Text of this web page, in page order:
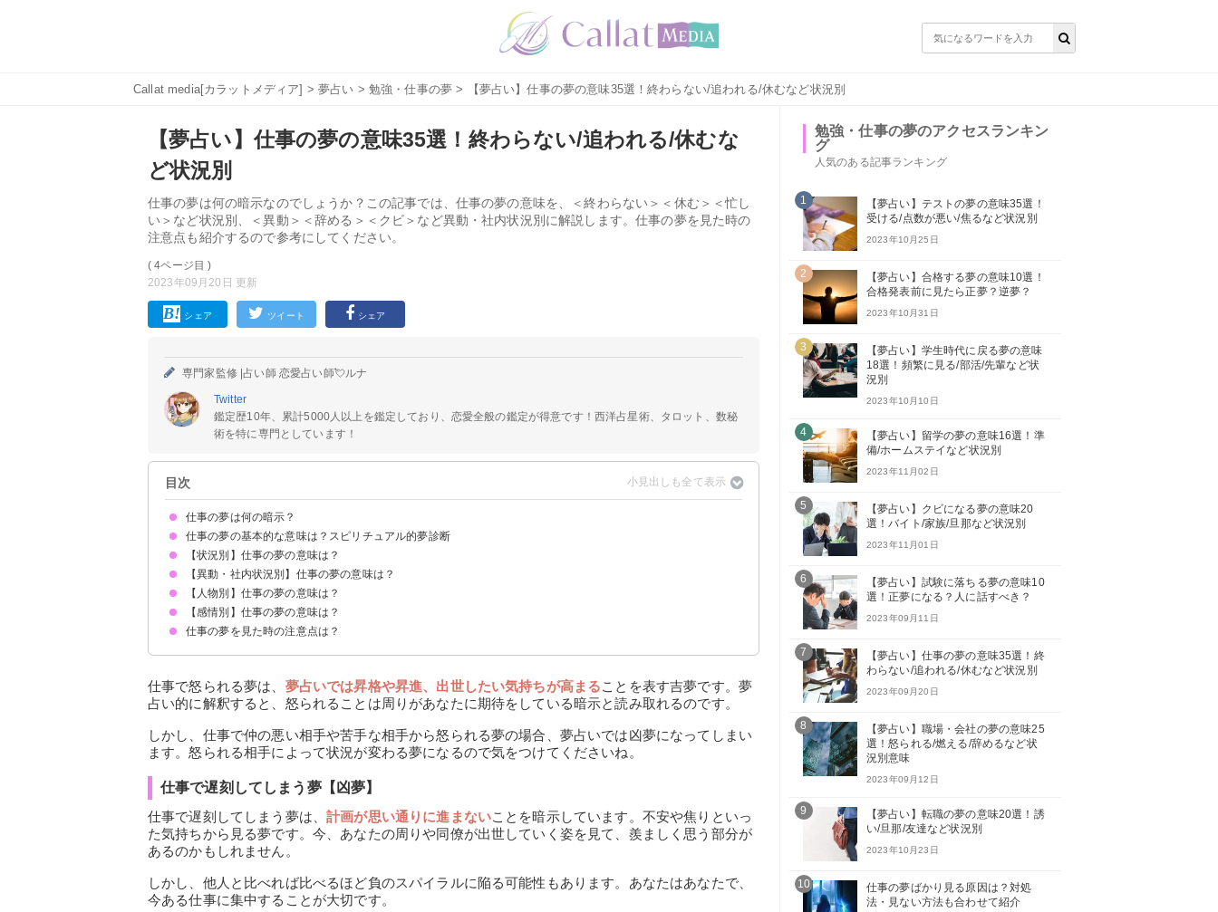
Callat media[カラットメディア] >夢占い > 勉強・仕事の夢 > 【夢占い】仕事の夢の意味35選！終わらない/追われる/休むなど状況別
【夢占い】仕事の夢の意味35選！終わらない/追われる/休むな
ど状況別
仕事の夢は何の暗示なのでしょうか？この記事では、仕事の夢の意味を、＜終わらない＞＜休む＞＜忙し
い＞など状況別、＜異動＞＜辞める＞＜クビ＞など異動・社内状況別に解説します。仕事の夢を見た時の
注意点も紹介するので参考にしてください。
( 4ページ目 )
2023年09月20日 更新
シェア ツイート シェア
専門家監修 |占い師 恋愛占い師💘ルナ
Twitter
鑑定歴10年、累計5000人以上を鑑定しており、恋愛全般の鑑定が得意です！西洋占星術、タロット、数秘
術を特に専門としています！
目次
仕事の夢は何の暗示？
仕事の夢の基本的な意味は？スピリチュアル的夢診断
勤労意欲や仕事状況の暗示
状況によって意味が決まる
【状況別】仕事の夢の意味は？
仕事が終わらない夢【吉夢・警告夢】
仕事で失敗する夢【凶夢】
仕事が忙しい夢【警告夢】
仕事に追われる夢【警告夢】
仕事を休む夢【願望夢】
仕事で無断欠勤してしまう夢【警告夢】
仕事で迷惑をかける夢【凶夢】
仕事をサボる夢【警告夢】
大きい仕事を任される夢【吉夢】
仕事ができない夢【凶夢】
仕事でトラブルに巻き込まれる夢【警告夢】
仕事の休憩時間の夢【吉夢】
仕事で怒られる夢【吉夢】
仕事で遅刻してしまう夢【凶夢】
仕事で会議（ミーティング）する夢【吉夢】
仕事を教わる夢【吉夢】
【異動・社内状況別】仕事の夢の意味は？
仕事で異動になる夢【吉夢・警告夢】
仕事で左遷される夢【逆夢】
仕事で昇進・出世する夢【吉夢】
仕事で評価されない夢【吉夢】
仕事を辞める夢【警告夢】
仕事をクビになる【警告夢】
仕事を転職する夢【警告夢】
仕事を転勤する夢【吉夢】
仕事を探す夢【吉夢】
仕事で辞表を出す夢【凶夢】
【人物別】仕事の夢の意味は？
上司の夢【吉夢・警告夢】
部下の夢【警告夢】
社長が出てくる夢【吉夢・警告夢】
同僚の夢【吉夢】
お客様の夢【吉夢・警告夢】
【感情別】仕事の夢の意味は？
仕事で泣く夢【警告夢】
仕事で疲れる夢【警告夢】
仕事が嫌になる夢【警告夢】
仕事が楽しい夢【吉夢】
仕事の夢を見た時の注意点は？
仕事で怒られる夢は、 夢占いでは昇格や昇進、出世したい気持ちが高まることを表す吉夢です。夢
占い的に解釈すると、怒られることは周りがあなたに期待をしている暗示と読み取れるのです。
しかし、仕事で仲の悪い相手や苦手な相手から怒られる夢の場合、夢占いでは凶夢になってしまい
ます。怒られる相手によって状況が変わる夢になるので気をつけてくださいね。
仕事で遅刻してしまう夢【凶夢】
仕事で遅刻してしまう夢は、計画が思い通りに進まないことを暗示しています。不安や焦りといっ
た気持ちから見る夢です。今、あなたの周りや同僚が出世していく姿を見て、羨ましく思う部分が
あるのかもしれません。
しかし、他人と比べれば比べるほど負のスパイラルに陥る可能性もあります。あなたはあなたで、
今ある仕事に集中することが大切です。
勉強・仕事の夢のアクセスランキン
グ
人気のある記事ランキング
1
【夢占い】テストの夢の意味35選！
受ける/点数が悪い/焦るなど状況別
2023年10月25日
2
【夢占い】合格する夢の意味10選！
合格発表前に見たら正夢？逆夢？
2023年10月31日
3
【夢占い】学生時代に戻る夢の意味
18選！頻繁に見る/部活/先輩など状
況別
2023年10月10日
4
【夢占い】留学の夢の意味16選！準
備/ホームステイなど状況別
2023年11月02日
5
【夢占い】クビになる夢の意味20
選！バイト/家族/旦那など状況別
2023年11月01日
6
【夢占い】試験に落ちる夢の意味10
選！正夢になる？人に話すべき？
2023年09月11日
7
【夢占い】仕事の夢の意味35選！終
わらない/追われる/休むなど状況別
2023年09月20日
8
【夢占い】職場・会社の夢の意味25
選！怒られる/燃える/辞めるなど状
況別意味
2023年09月12日
9
【夢占い】転職の夢の意味20選！誘
い/旦那/友達など状況別
2023年10月23日
10
仕事の夢ばかり見る原因は？対処
法・見ない方法も合わせて紹介